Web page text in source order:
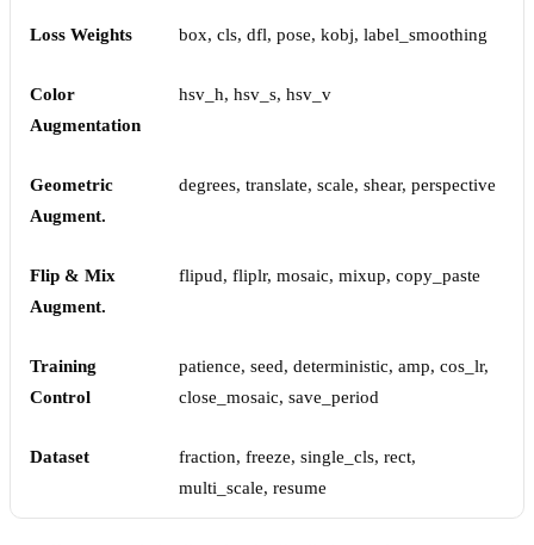
Loss Weights box, cls, dfl, pose, kobj, label_smoothing
Color
Augmentation
hsv_h, hsv_s, hsv_v
Geometric
Augment.
degrees, translate, scale, shear, perspective
Flip & Mix
Augment.
flipud, fliplr, mosaic, mixup, copy_paste
Training
Control
patience, seed, deterministic, amp, cos_lr,
close_mosaic, save_period
Dataset
fraction, freeze, single_cls, rect,
multi_scale, resume